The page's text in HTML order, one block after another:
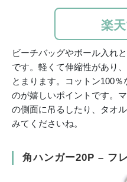
楽
ビーチバッグやボール入れ
です。軽くて伸縮性があり
とまります。コットン100
のが嬉しいポイントです。
の側面に吊るしたり、タオ
みてくださいね。
角ハンガー20P – フ